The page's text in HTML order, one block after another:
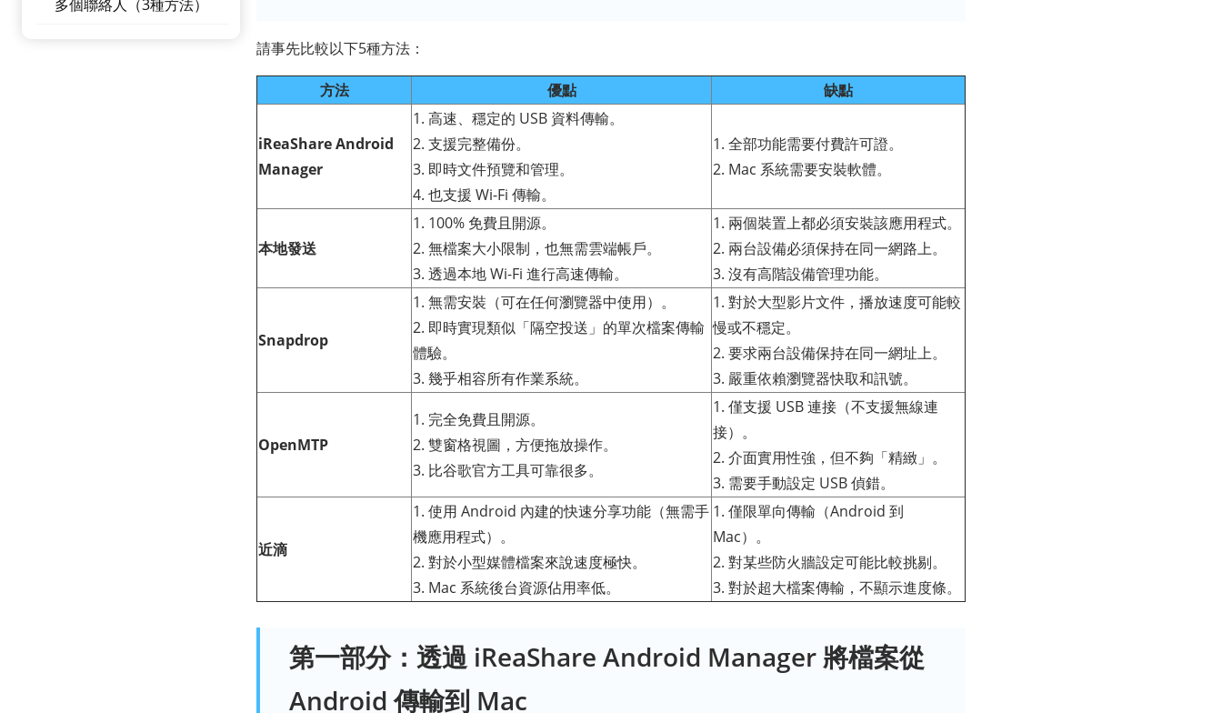
多個聯絡人（3種方法）
請事先比較以下5種方法：
方法 優點 缺點
iReaShare Android
Manager
1. 高速、穩定的 USB 資料傳輸。
2. 支援完整備份。
3. 即時文件預覽和管理。
4. 也支援 Wi-Fi 傳輸。
1. 全部功能需要付費許可證。
2. Mac 系統需要安裝軟體。
本地發送
1. 100% 免費且開源。
2. 無檔案大小限制，也無需雲端帳戶。
3. 透過本地 Wi-Fi 進行高速傳輸。
1. 兩個裝置上都必須安裝該應用程式。
2. 兩台設備必須保持在同一網路上。
3. 沒有高階設備管理功能。
Snapdrop
1. 無需安裝（可在任何瀏覽器中使用）。
2. 即時實現類似「隔空投送」的單次檔案傳輸
體驗。
3. 幾乎相容所有作業系統。
1. 對於大型影片文件，播放速度可能較
慢或不穩定。
2. 要求兩台設備保持在同一網址上。
3. 嚴重依賴瀏覽器快取和訊號。
OpenMTP
1. 完全免費且開源。
2. 雙窗格視圖，方便拖放操作。
3. 比谷歌官方工具可靠很多。
1. 僅支援 USB 連接（不支援無線連
接）。
2. 介面實用性強，但不夠「精緻」。
3. 需要手動設定 USB 偵錯。
近滴
1. 使用 Android 內建的快速分享功能（無需手
機應用程式）。
2. 對於小型媒體檔案來說速度極快。
3. Mac 系統後台資源佔用率低。
1. 僅限單向傳輸（Android 到
Mac）。
2. 對某些防火牆設定可能比較挑剔。
3. 對於超大檔案傳輸，不顯示進度條。
第一部分：透過 iReaShare Android Manager 將檔案從
Android 傳輸到 Mac